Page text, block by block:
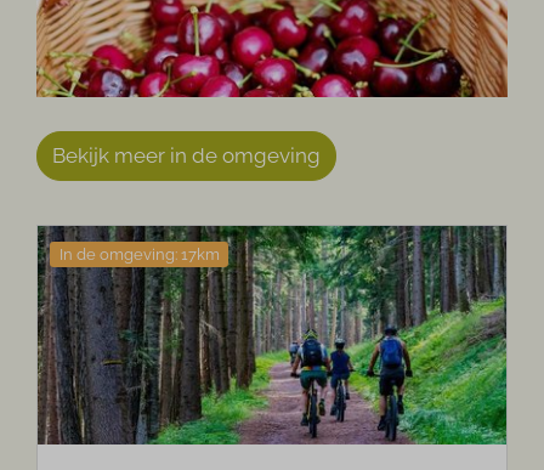
Bekijk meer in de omgeving
In de omgeving: 17km